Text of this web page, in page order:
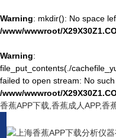
Warning: mkdir(): No space
/www/wwwroot/
Warning:
file_put_contents(./
failed to open stream: No
/www/wwwroot/
香蕉APP下载,香蕉成人APP,香
关于